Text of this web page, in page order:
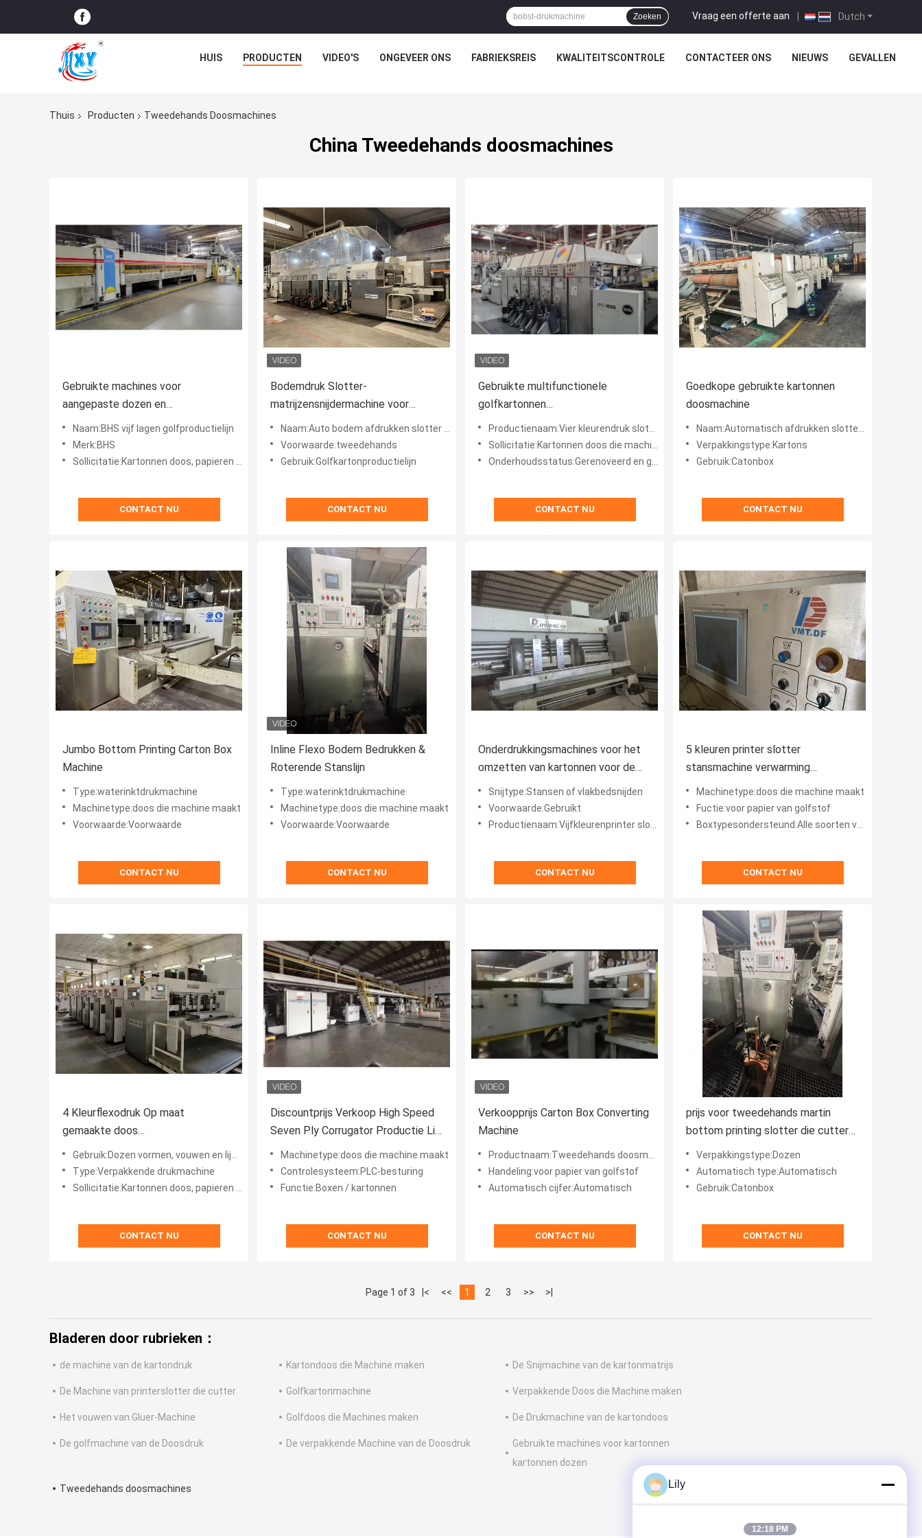
Dutch
Vraag een offerte aan |
Zoeken
HUIS PRODUCTEN VIDEO'S ONGEVEER ONS FABRIEKSREIS KWALITEITSCONTROLE CONTACTEER ONS NIEUWS GEVALLEN
Thuis Producten Tweedehands Doosmachines
China Tweedehands doosmachines
Gebruikte machines voor
aangepaste dozen en
verpakkingsoplossingen
Naam:BHS vijf lagen golfproductielijn
Merk:BHS
Sollicitatie:Kartonnen doos, papieren doos en golfkartonnen doos
CONTACT NU
Bodemdruk Slotter-
matrijzensnijdermachine voor
Dongfang-merk APSTARHG1628
Naam:Auto bodem afdrukken slotter stansmachine
Voorwaarde:tweedehands
Gebruik:Golfkartonproductielijn
CONTACT NU
Gebruikte multifunctionele
golfkartonnen
doosvervaardigingsmachine
Productienaam:Vier kleurendruk slotter stansmachine stapelaar
Sollicitatie:Kartonnen doos die machine maakt
Onderhoudsstatus:Gerenoveerd en getest
CONTACT NU
Goedkope gebruikte kartonnen
doosmachine
Naam:Automatisch afdrukken slotter stansmachine
Verpakkingstype:Kartons
Gebruik:Catonbox
CONTACT NU
Jumbo Bottom Printing Carton Box
Machine
Type:waterinktdrukmachine
Machinetype:doos die machine maakt
Voorwaarde:Voorwaarde
CONTACT NU
Inline Flexo Bodem Bedrukken &
Roterende Stanslijn
Type:waterinktdrukmachine
Machinetype:doos die machine maakt
Voorwaarde:Voorwaarde
CONTACT NU
Onderdrukkingsmachines voor het
omzetten van kartonnen voor de
drukmachine dongfang
Snijtype:Stansen of vlakbedsnijden
Voorwaarde:Gebruikt
Productienaam:Vijfkleurenprinter slotter stansstapelaar
CONTACT NU
5 kleuren printer slotter
stansmachine verwarming
automatische stapelaar voor
dongfang machine
Machinetype:doos die machine maakt
Fuctie:voor papier van golfstof
Boxtypesondersteund:Alle soorten vormsleufdozen, aangepaste dozen
CONTACT NU
4 Kleurflexodruk Op maat
gemaakte doos
vervaardigingsapparatuur voor
Dongfang Precision
Gebruik:Dozen vormen, vouwen en lijmen
Type:Verpakkende drukmachine
Sollicitatie:Kartonnen doos, papieren doos en golfkartonnen doos
CONTACT NU
Discountprijs Verkoop High Speed
Seven Ply Corrugator Productie Lijn
Voor Marquip Ward
Machinetype:doos die machine maakt
Controlesysteem:PLC-besturing
Functie:Boxen / kartonnen
CONTACT NU
Verkoopprijs Carton Box Converting
Machine
Productnaam:Tweedehands doosmachines
Handeling:voor papier van golfstof
Automatisch cijfer:Automatisch
CONTACT NU
prijs voor tweedehands martin
bottom printing slotter die cutter
inline gluer machine
Verpakkingstype:Dozen
Automatisch type:Automatisch
Gebruik:Catonbox
CONTACT NU
Page 1 of 3 |< << 1 2 3 >> >|
Bladeren door rubrieken：
de machine van de kartondruk Kartondoos die Machine maken De Snijmachine van de kartonmatrijs
De Machine van printerslotter die cutter Golfkartonmachine Verpakkende Doos die Machine maken
Het vouwen van Gluer-Machine Golfdoos die Machines maken De Drukmachine van de kartondoos
De golfmachine van de Doosdruk De verpakkende Machine van de Doosdruk
Gebruikte machines voor kartonnen
kartonnen dozen
Tweedehands doosmachines Lily
12:18 PM